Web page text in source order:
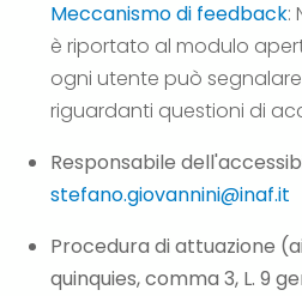
Meccanismo di feedback:
è riportato al modulo
ogni utente può
riguardanti questioni di
Responsabile
stefano.giovannini@inaf.it
Procedura di attuazione
quinquies, comma 3, L. 9